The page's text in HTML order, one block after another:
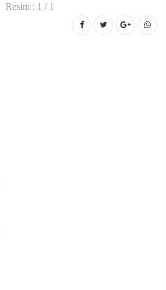
Resim : 1 / 1